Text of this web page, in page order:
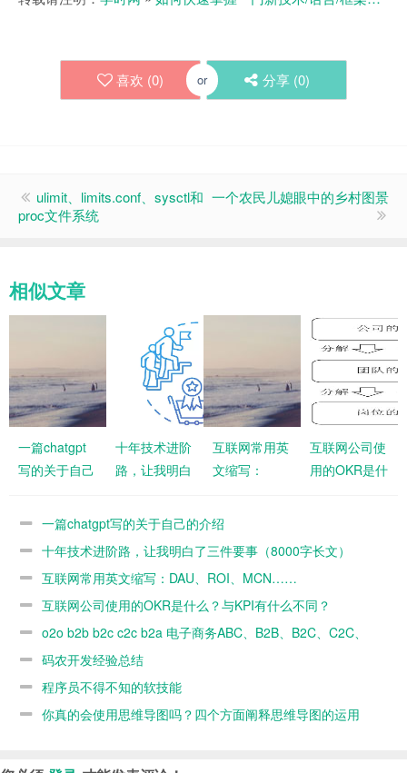
喜欢 (0) or 分享 (0)
ulimit、limits.conf、sysctl和
proc文件系统
一个农民儿媳眼中的乡村图景
相似文章
一篇chatgpt
写的关于自己
十年技术进阶
路，让我明白
（8000字长
互联网常用英
文缩写：
MCN……
互联网公司使
用的OKR是什
一篇chatgpt写的关于自己的介绍
十年技术进阶路，让我明白了三件要事（8000字长文）
互联网常用英文缩写：DAU、ROI、MCN……
互联网公司使用的OKR是什么？与KPI有什么不同？
o2o b2b b2c c2c b2a 电子商务ABC、B2B、B2C、C2C、
B2M、M2C、B2A
码农开发经验总结
程序员不得不知的软技能
你真的会使用思维导图吗？四个方面阐释思维导图的运用